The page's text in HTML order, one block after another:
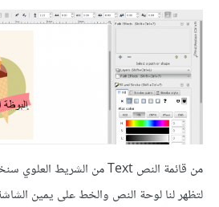
لتظهر لنا لوحة النص والخط على يمين